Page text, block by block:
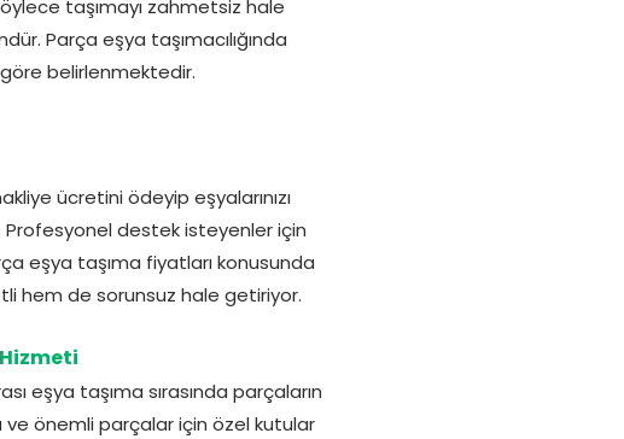
taşımayı zahmetsiz hale
Parça eşya taşımacılığında
belirlenmektedir.
ücretini ödeyip eşyalarınızı
destek isteyenler için
eşya taşıma fiyatları konusunda
hem de sorunsuz hale getiriyor.
eşya taşıma sırasında parçaların
ve önemli parçalar için özel kutular